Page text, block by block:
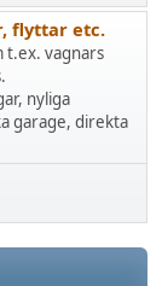
flyttar etc.
t.ex. vagnars
nyliga
garage, direkta